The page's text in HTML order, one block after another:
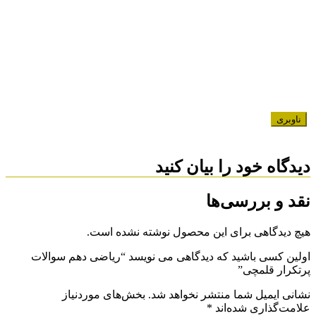
ناوبری
دیدگاه خود را بیان کنید
نقد و بررسی‌ها
هیچ دیدگاهی برای این محصول نوشته نشده است.
اولین کسی باشید که دیدگاهی می نویسد “ریاضی دهم سوالات
پرتکرار قلمچی”
نشانی ایمیل شما منتشر نخواهد شد.بخش‌های موردنیاز
علامت‌گذاری شده‌اند *